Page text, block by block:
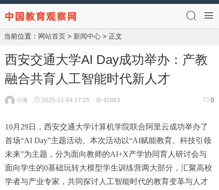
当前位置： 网站首页 > 新闻中心 > 正文
西安交通大学AI Day成功举办：产教
融合共育人工智能时代新人才
0
小海 2025-11-04 17:15 42863
10月29日，西安交通大学计算机学院联合阿里云成功举办了
首场“AI Day”主题活动。本次活动以“AI赋能教育、科技引领
未来”为主题，分为面向教师的AI+X产学协同育人研讨会与
面向学生的0基础玩转大模型学生训练营两大部分，汇聚高校
学者与产业专家，共同探讨人工智能时代的教育变革与人才